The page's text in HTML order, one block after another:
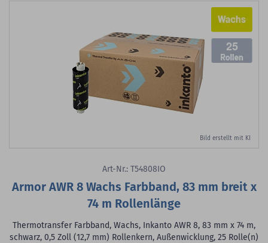
25
Bild erstellt mit KI
Art-Nr.: T54808IO
Armor AWR 8 Wachs Farbband, 83 mm breit x
74 m Rollenlänge
Thermotransfer Farbband, Wachs, Inkanto AWR 8, 83 mm x 74 m,
schwarz, 0,5 Zoll (12,7 mm) Rollenkern, Außenwicklung, 25 Rolle(n)